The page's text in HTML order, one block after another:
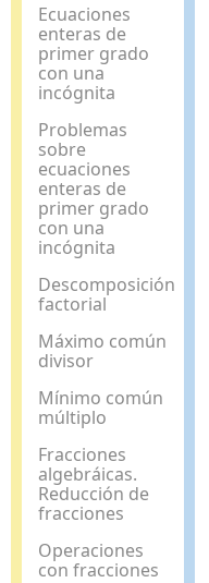
Ecuaciones
enteras de
primer grado
con una
incógnita
Problemas
sobre
ecuaciones
enteras de
primer grado
con una
incógnita
Descomposición
factorial
Máximo común
divisor
Mínimo común
múltiplo
Fracciones
algebráicas.
Reducción de
fracciones
Operaciones
con fracciones